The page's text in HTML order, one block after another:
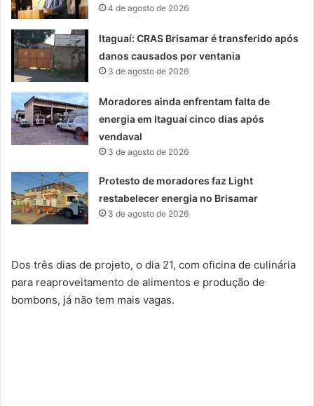
4 de agosto de 2026
Itaguaí: CRAS Brisamar é transferido após
danos causados por ventania
3 de agosto de 2026
Moradores ainda enfrentam falta de
energia em Itaguaí cinco dias após
vendaval
3 de agosto de 2026
Protesto de moradores faz Light
restabelecer energia no Brisamar
3 de agosto de 2026
Dos três dias de projeto, o dia 21, com oficina de culinária
para reaproveitamento de alimentos e produção de
bombons, já não tem mais vagas.